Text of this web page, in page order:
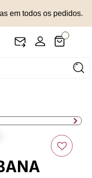
em todos os pedidos.